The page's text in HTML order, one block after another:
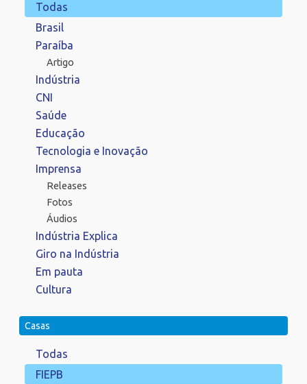
Todas
Brasil
Paraíba
Artigo
Indústria
CNI
Saúde
Educação
Tecnologia e Inovação
Imprensa
Releases
Fotos
Áudios
Indústria Explica
Giro na Indústria
Em pauta
Cultura
Casas
Todas
FIEPB